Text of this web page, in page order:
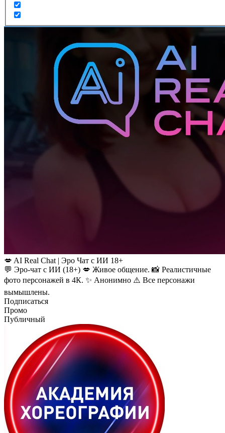
💋 AI Real Chat | Эро Чат с ИИ 18+
💬 Эро-чат с ИИ (18+) 💋 Живое общение. 📸 Реалистичные
фото персонажей в 4К. ✨ Анонимно ⚠️ Все персонажи
вымышлены.
Подписаться
Промо
Публичный